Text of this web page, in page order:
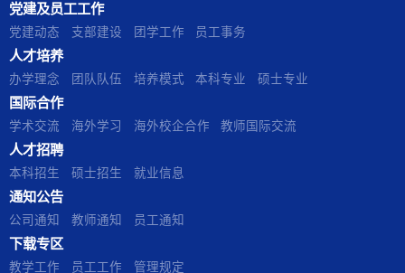
党建及员工工作
党建动态 支部建设 团学工作 员工事务
人才培养
办学理念 团队队伍 培养模式 本科专业 硕士专业
国际合作
学术交流 海外学习 海外校企合作 教师国际交流
人才招聘
本科招生 硕士招生 就业信息
通知公告
公司通知 教师通知 员工通知
下载专区
教学工作 员工工作 管理规定